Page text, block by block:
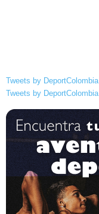
Tweets by DeportColombia
Tweets by DeportColombia